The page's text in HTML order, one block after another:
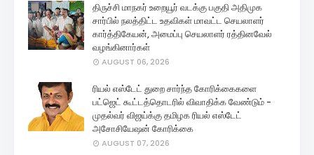
திருச்சி மாநகர் உறையூர் வடக்கு பகுதி அதிமுக
சார்பில் நலத்திட்ட உதவிகள் மாவட்ட செயலாளர்
கார்த்திகேயன், அமைப்பு செயலாளர் ரத்தினவேல்
வழங்கினார்கள்
AUGUST 06, 2026
ரியல் எஸ்டேட் துறை சார்ந்த கோரிக்கைகளை
பட்ஜெட் கூட்டத்தொடரில் விவாதிக்க வேண்டும் -
முதல்வர் விஜய்க்கு தமிழக ரியல் எஸ்டேட்
அசோசியேஷன் கோரிக்கை
AUGUST 07, 2026